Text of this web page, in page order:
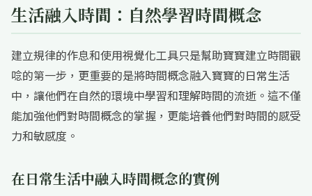
生活融入時間：自然學習時間概念
建立規律的作息和使用視覺化工具只是幫助寶寶建立時間觀
唸的第一步，更重要的是將時間概念融入寶寶的日常生活
中，讓他們在自然的環境中學習和理解時間的流逝。這不僅
能加強他們對時間概念的掌握，更能培養他們對時間的感受
力和敏感度。
在日常生活中融入時間概念的實例